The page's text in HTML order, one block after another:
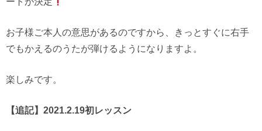
お子様ご本人の意思があるのですから、きっとすぐに右手
でもかえるのうたが弾けるようになりますよ。
楽しみです。
【追記】2021.2.19初レッスン